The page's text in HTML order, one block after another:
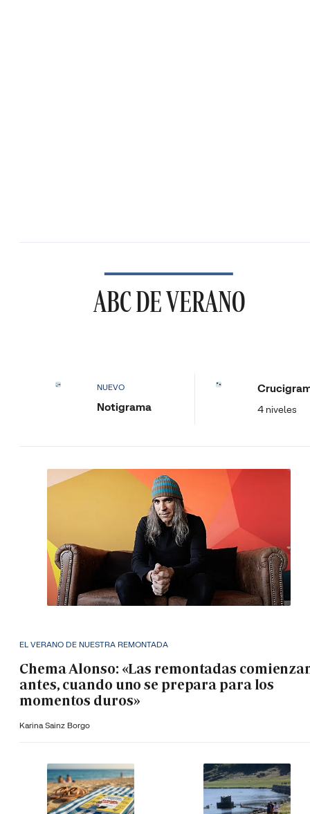
ABC DE VERANO
NUEVO
Notigrama 4 niveles
EL VERANO DE NUESTRA REMONTADA
Chema Alonso: «Las remontadas
antes, cuando uno se prepara para los
momentos duros»
Karina Sainz Borgo